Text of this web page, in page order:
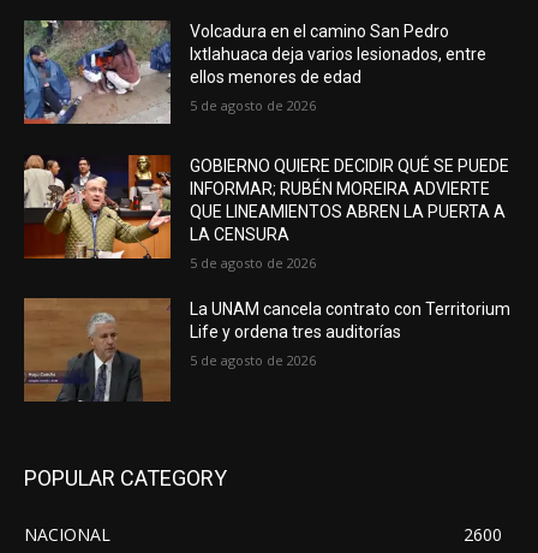
Volcadura en el camino San Pedro
Ixtlahuaca deja varios lesionados, entre
ellos menores de edad
5 de agosto de 2026
GOBIERNO QUIERE DECIDIR QUÉ SE PUEDE
INFORMAR; RUBÉN MOREIRA ADVIERTE
QUE LINEAMIENTOS ABREN LA PUERTA A
LA CENSURA
5 de agosto de 2026
La UNAM cancela contrato con Territorium
Life y ordena tres auditorías
5 de agosto de 2026
POPULAR CATEGORY
NACIONAL
2600